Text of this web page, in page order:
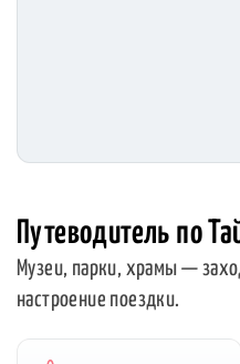
Путеводитель по
Музеи, парки, храмы —
настроение поездки.